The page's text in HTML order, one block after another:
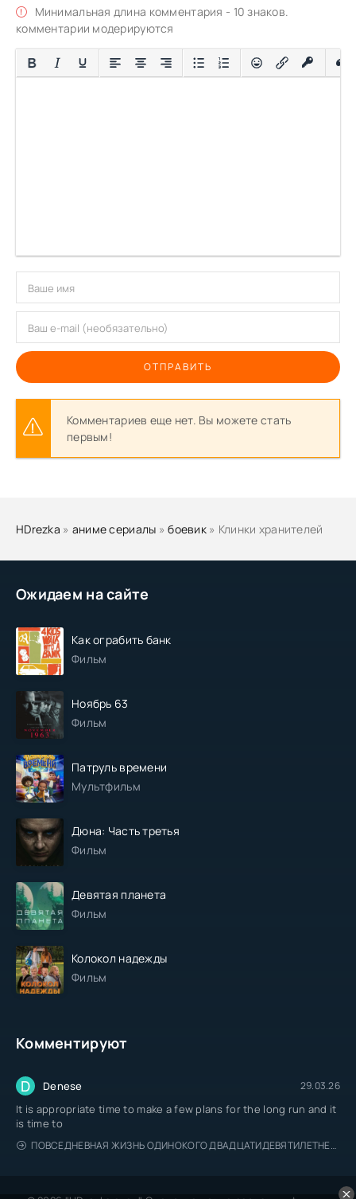
Ожидаем на сайте
Как ограбить банк
Фильм
Ноябрь 63
Фильм
Патруль времени
Мультфильм
Дюна: Часть третья
Фильм
Девятая планета
Фильм
Колокол надежды
Фильм
Комментируют
D Denese 29.03.26
It is appropriate time to make a few plans for the long run and it
is time to
ПОВСЕДНЕВНАЯ ЖИЗНЬ ОДИНОКОГО ДВАДЦАТИДЕВЯТИЛЕТНЕГО АВАНТЮРИСТА
Минимальная длина комментария - 10 знаков.
комментарии модерируются
ОТПРАВИТЬ
Комментариев еще нет. Вы можете стать
первым!
HDrezka » аниме сериалы »боевик» Клинки хранителей